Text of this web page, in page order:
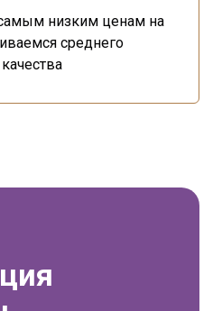
низким ценам на
среднего